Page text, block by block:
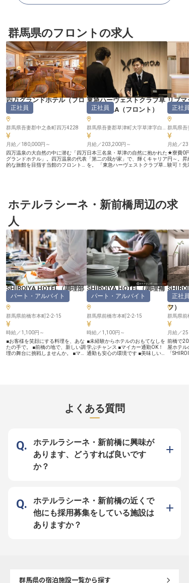
群馬県のフロントの求人
四万グランドホテル（フロ
ント）
正社員
群馬県吾妻郡中之条町四万4228
月給／180,000円～
四万温泉の大自然の中に潜む「四万
グランドホテル」。四万温泉の代表
的な旅館を目指す当館のフロントス
帯寮】 寮費は月7,000円～11,000円
と格安！エアコン、トイレ、ミニキ
水道代込み、世帯寮も電気・水道代
込みです！ご家族との移住にもおす
すめ。月々の大型出費を抑え、その
分プライベートを贅沢に過ごしませ
んか？個室寮なので、プライバシー
もしっかり確保できます！ 【四万
グランドホテル】 四万グランドホ
テルは、99室の広々とした客室を
用意し、大自然に包まれた癒し空間
を演出する大型温泉旅館です。快適
な滞在ができるための数々の要件を
満たし、政府登録国際観光旅館にも
登録されています。緑の広がる絶景
と共に、毎分1,600リットルの湧き
出る温泉で、贅沢な温泉三昧の寛ぎ
空間を提供しています。館内には温
泉だけでなく、カラオケやゲームコ
ーナー、リラクゼーションサロンや
バーもあるので、子供から大人まで
楽しめる設備を整えています。
東急ハーヴェストクラブ草
津＆VIALA （フロント ）
正社員
月給／203,200円～
日本三名泉・草津の自然に抱かれた
「第二の我が家」で、輝くキャリア
を。 「東急ハーヴェストクラブ草
一人ひとりに寄り添った、温かいお
もてなしが響き合う空間です。 そ
いスタートを全力でバックアップし
ます。 【東急Gだから叶う、安心の
環境】 ・生活をサポート：月7,000
円～10,000円の新築独身寮を完
備。 ・プライベートも充実：月8～
10日休み、年間休日112日、特別休
暇や積立休暇で休日はリフレッシュ
できます。 ・選べる働き方：キャ
リアを広げる「全国転勤」か、草津
に根差す「地域限定」かを選択可
能。UIターン希望の方も大歓迎で
す。 ハイレベルな環境でスキルを
磨き、更なるキャリアアップを目指
しませんか？ 安定した基盤の上
で、お客様も社員もみんながワクワ
クするホテルを一緒に創り上げてい
きましょう。
リブマ
温泉（
正社員
群馬県吾
月給／
★寮費0
円～。
験可！先
泉の湯を
泉、豊富
ムや麻雀
ックス
ルキャリ
定企業
群！＞
め、今
食と幅広
式会社リ
もつ当社
していま
社負担（
担）！
のため
理のない
広いスキ
昇給・昇
思う存
ホテルラシーネ・新前橋周辺の求
人
SHIROIYA HOTEL（調理部
門その他 ）
パート・アルバイト
群馬県前橋市本町2-2-15
時給／1,100円～
■お客様を笑顔にする料理を、あな
たの手で。 ■前橋の地で、新しい調
理の舞台に挑戦しませんか。 ■マイ
す。 訪れる方々の記憶に残るお料
理を、あなたの手で生み出してくだ
で、あなたのライフスタイルに合わ
せた勤務が可能です。 時給1,100円
からスタートし、頑張りはしっかり
貸与やマイカー通勤OKなど、安心
SHIROIYA HOTEL（調理補
助・洗い場）
パート・アルバイト
群馬県前橋市本町2-2-15
時給／1,100円～
■未経験からホテルのおもてなしを
学ぶチャンス ■マイカー通勤OK！
通勤も安心の環境です ■美味しい賄
な役割です。 あなたの丁寧な仕事
が、お客様の笑顔と感動に直結しま
す。 経験ジャンルや年数は問いま
ます。 ーー【働きやすい環境と充
実の福利厚生】 時給1,100円からス
タートし、あなたの頑張りをしっか
りと評価します。 シフト制勤務な
割引制度もあり、働く喜びを感じら
れる環境です。
長・
フ ）
正社員
群馬県前
月給／
前橋で
屋ホテル
「
よくある質問
ホテルラシーネ・新前橋に興味が
あります、どうすれば良いです
か？
ホテルラシーネ・新前橋の近くで
他にも採用募集をしている施設は
ありますか？
群馬県の宿泊施設一覧から探す